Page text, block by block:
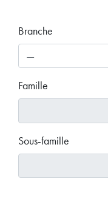
Branche
—
Famille
Sous-famille